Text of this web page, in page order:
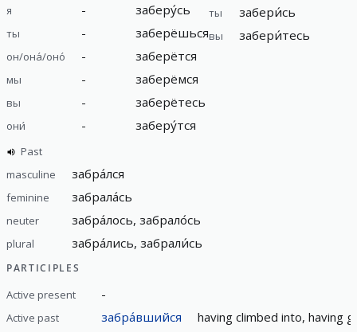
я
- заберу́сь
ты - заберёшься
он/она́/оно́ - заберётся
мы - заберёмся
вы - заберётесь
они́ - заберу́тся
ты
забери́сь
вы забери́тесь
Past
masculine
забра́лся
feminine забрала́сь
neuter забра́лось, забрало́сь
plural забра́лись, забрали́сь
PARTICIPLES
Active present -
Active past забра́вшийся having climbed into, having